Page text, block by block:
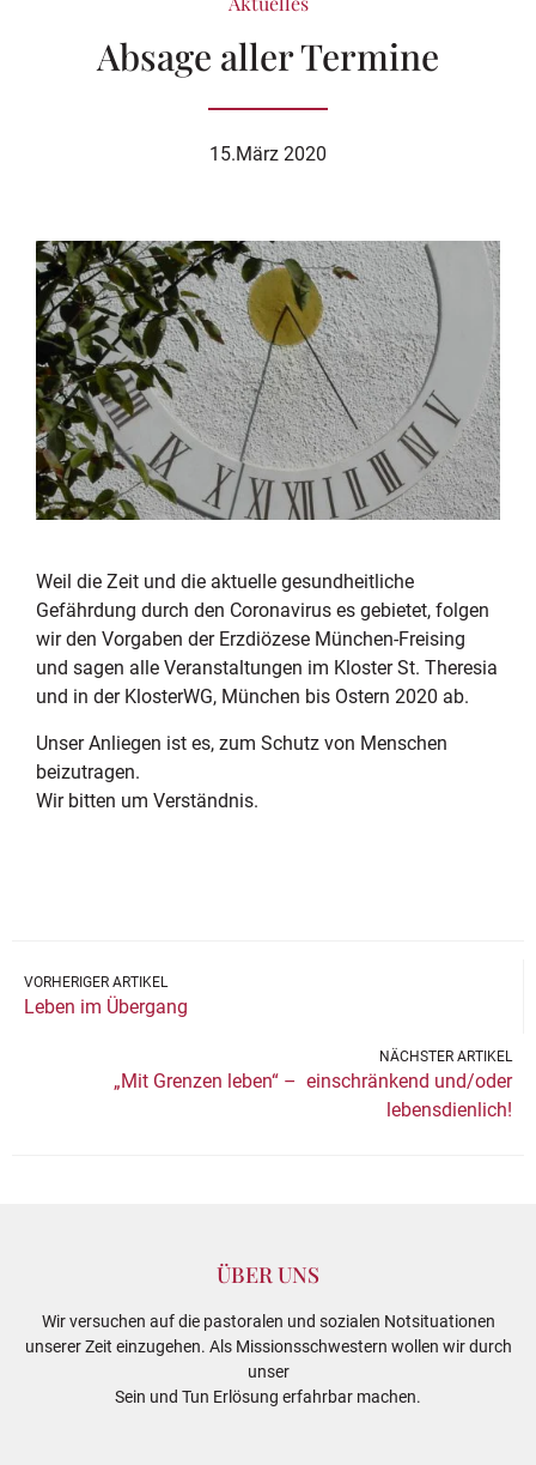
Absage aller Termine
15.März 2020
Weil die Zeit und die aktuelle gesundheitliche
Gefährdung durch den Coronavirus es gebietet, folgen
wir den Vorgaben der Erzdiözese München-Freising
und sagen alle Veranstaltungen im Kloster St. Theresia
und in der KlosterWG, München bis Ostern 2020 ab.
Unser Anliegen ist es, zum Schutz von Menschen
beizutragen.
Wir bitten um Verständnis.
VORHERIGER ARTIKEL
Leben im Übergang
NÄCHSTER ARTIKEL
„Mit Grenzen leben“ – einschränkend und/oder
lebensdienlich!
ÜBER UNS
Wir versuchen auf die pastoralen und sozialen Notsituationen
unserer Zeit einzugehen. Als Missionsschwestern wollen wir durch
unser
Sein und Tun Erlösung erfahrbar machen.